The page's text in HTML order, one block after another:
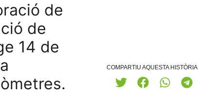
de
de
14 de
COMPARTIU AQUESTA HISTÒRIA